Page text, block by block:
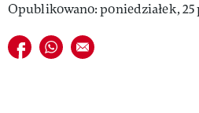
VIVA!ART
VIVA!MODA
Opublikowano: poniedziałek, 25
Udostępnij na facebook
Udostępnij na whatsapp
E-mail do przyjaciela